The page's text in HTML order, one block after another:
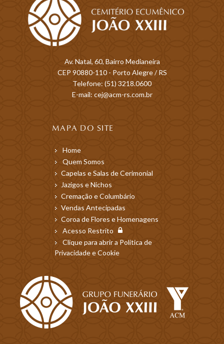
Av. Natal, 60, Bairro Medianeira
CEP 90880-110 - Porto Alegre / RS
Telefone: (51) 3218.0600
E-mail: cej@acm-rs.com.br
MAPA DO SITE
Home
Quem Somos
Capelas e Salas de Cerimonial
Jazigos e Nichos
Cremação e Columbário
Vendas Antecipadas
Coroa de Flores e Homenagens
Acesso Restrito
Clique para abrir a Política de
Privacidade e Cookie